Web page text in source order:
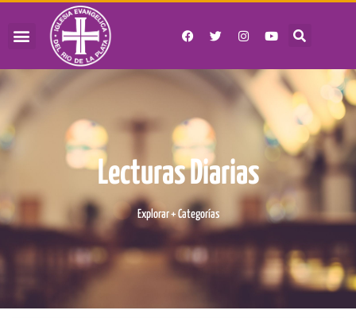
Lecturas Diarias
Explorar + Categorías